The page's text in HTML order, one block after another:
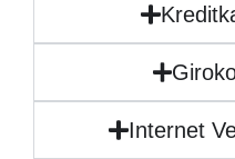
Internet